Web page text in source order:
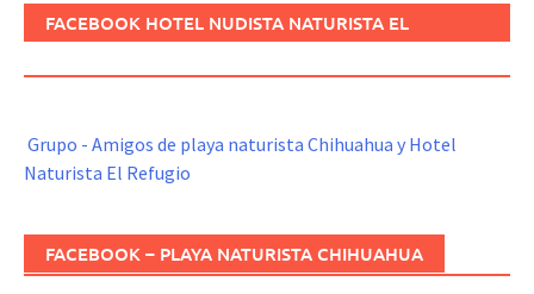
FACEBOOK HOTEL NUDISTA NATURISTA EL
Grupo - Amigos de playa naturista Chihuahua y Hotel
Naturista El Refugio
FACEBOOK – PLAYA NATURISTA CHIHUAHUA